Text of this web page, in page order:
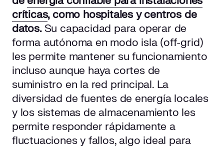
críticas, como hospitales y centros de
datos. Su capacidad para operar de
forma autónoma en modo isla (off-grid)
les permite mantener su funcionamiento
incluso aunque haya cortes de
suministro en la red principal. La
diversidad de fuentes de energía locales
y los sistemas de almacenamiento les
permite responder rápidamente a
fluctuaciones y fallos, algo ideal para